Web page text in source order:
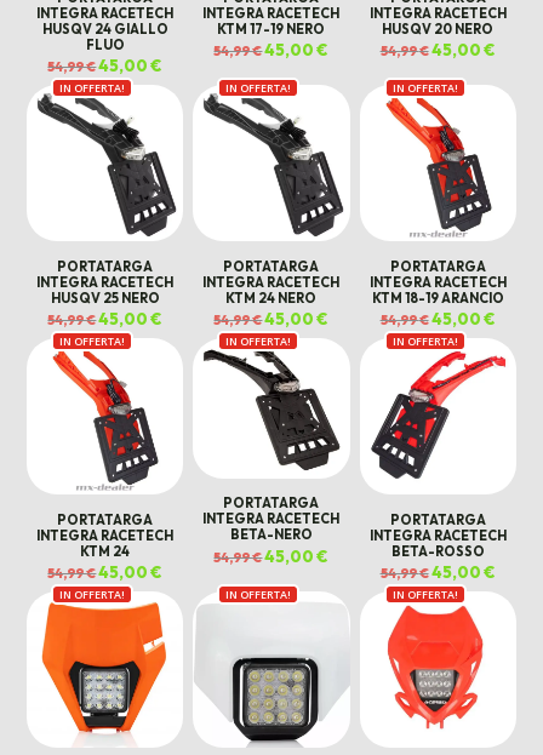
INTEGRA RACETECH
HUSQV 24 GIALLO
FLUO
54,99€Il
prezzo
originale
era:
54,99 €.
45,00€
attuale
45,00 €.
INTEGRA RACETECH
KTM 17-19 NERO
54,99€Il
prezzo
era:
54,99 €.
45,00€
è:
45,00 €.
INTEGRA RACETECH
HUSQV 20 NERO
54,99€Il
prezzo
era:
54,99 €.
45,00€Il
prezzo
è:
45,00
IN OFFERTA!
PORTATARGA
INTEGRA RACETECH
HUSQV 25 NERO
54,99€Il
prezzo
originale
era:
54,99 €.
45,00€
attuale
45,00 €.
IN OFFERTA!
PORTATARGA
INTEGRA RACETECH
KTM 24 NERO
54,99€Il
prezzo
originale
era:
54,99 €.
45,00€
attuale
45,00 €.
IN OFFERTA!
PORTATARGA
INTEGRA RACETECH
KTM 18-19 ARANCIO
54,99€Il
prezzo
originale
era:
54,99 €.
45,00€Il
prezzo
è:
45,00
IN OFFERTA!
PORTATARGA
INTEGRA RACETECH
KTM 24
54,99€Il
prezzo
originale
era:
45,00€
attuale
45,00 €.
IN OFFERTA!
PORTATARGA
INTEGRA RACETECH
BETA-NERO
54,99€Il
prezzo
era:
54,99 €.
45,00€
attuale
è:
45,00 €.
IN OFFERTA!
PORTATARGA
INTEGRA RACETECH
BETA-ROSSO
54,99€Il
prezzo
originale
era:
54,99 €.
45,00€Il
prezzo
45,00
IN OFFERTA! IN OFFERTA! IN OFFERTA!